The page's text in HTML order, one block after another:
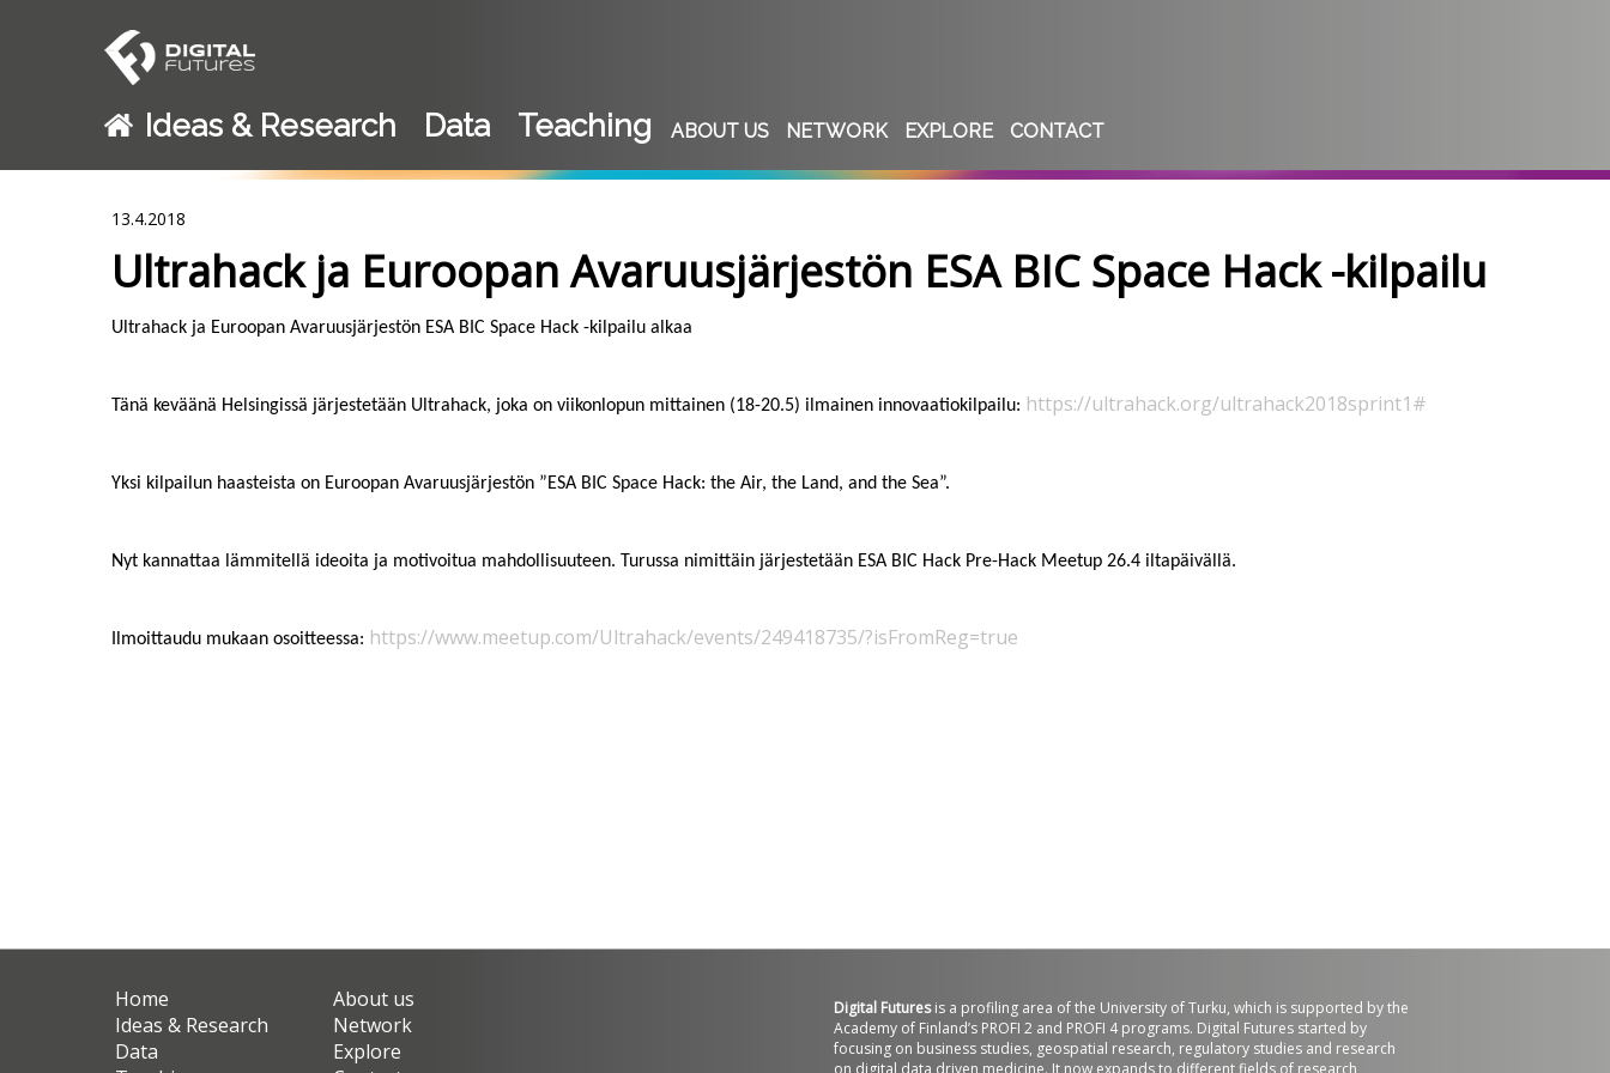
Ideas & Research Data Teaching ABOUT US NETWORK EXPLORE CONTACT
13.4.2018
Ultrahack ja Euroopan Avaruusjärjestön ESA BIC Space Hack -kilpailu
Ultrahack ja Euroopan Avaruusjärjestön ESA BIC Space Hack -kilpailu alkaa
Tänä keväänä Helsingissä järjestetään Ultrahack, joka on viikonlopun mittainen (18-20.5) ilmainen innovaatiokilpailu: https://ultrahack.org/ultrahack2018sprint1#
Yksi kilpailun haasteista on Euroopan Avaruusjärjestön ”ESA BIC Space Hack: the Air, the Land, and the Sea”.
Nyt kannattaa lämmitellä ideoita ja motivoitua mahdollisuuteen. Turussa nimittäin järjestetään ESA BIC Hack Pre-Hack Meetup 26.4 iltapäivällä.
Ilmoittaudu mukaan osoitteessa: https://www.meetup.com/Ultrahack/events/249418735/?isFromReg=true
Home
Ideas & Research
Data
About us
Network
Explore
Digital Futuresis a profiling area of the University of Turku, which is supported by the
Academy of Finland’s PROFI 2 and PROFI 4 programs. Digital Futures started by
focusing on business studies, geospatial research, regulatory studies and research
on digital data driven medicine. It now expands to different fields of research